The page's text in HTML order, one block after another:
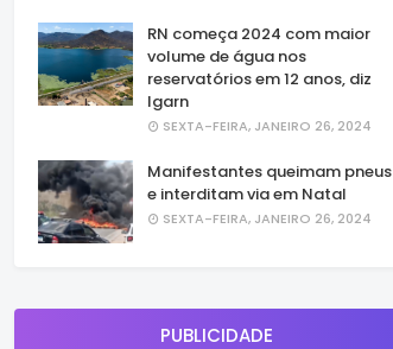
RN começa 2024 com maior
volume de água nos
reservatórios em 12 anos, diz
Igarn
SEXTA-FEIRA, JANEIRO 26, 2024
Manifestantes queimam pneus
e interditam via em Natal
SEXTA-FEIRA, JANEIRO 26, 2024
PUBLICIDADE